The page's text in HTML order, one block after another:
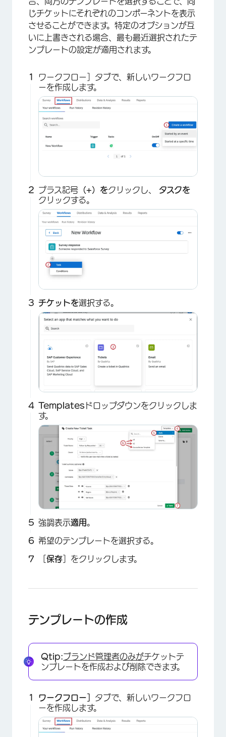
じチケットにそれぞれのコンポーネントを表示
させることができます。特定のオプションが互
いに上書きされる場合、最も最近選択されたテ
ンプレートの設定が適用されます。
ワークフロー］タブで、新しいワークフロ
ーを作成します。
×
プラス記号 （+）をクリックし、
タスクを
クリックする。
チケットを選択する。
Templates ドロップダウンをクリックしま
す。
強調表示適用。
希望のテンプレートを選択する。
保存 ］をクリックします。
テンプレートの作成
Qtip:ブランド管理者のみがチケットテ
ンプレートを作成および削除できます。
ワークフロー］ タブで、新しいワークフロ
ーを作成します。